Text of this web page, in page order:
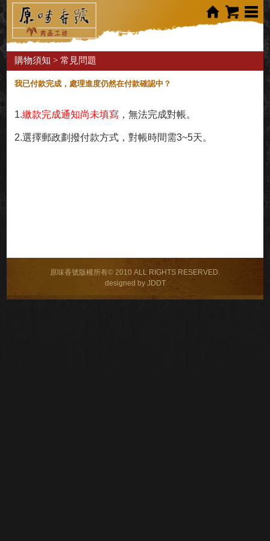
購物須知 > 常見問題
我已付款完成，處理進度仍然在付款確認中？
1.繳款完成通知尚未填寫 ，無法完成對帳。
2.選擇郵政劃撥付款方式，對帳時間需3~5天。
原味香號版權所有© 2010 ALL RIGHTS RESERVED.
designed by JDDT